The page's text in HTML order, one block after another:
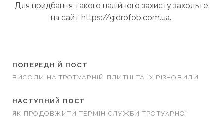
Для придбання такого надійного захисту заходьте
на сайт https://gidrofob.com.ua.
ПОПЕРЕДНІЙ ПОСТ
ВИСОЛИ НА ТРОТУАРНІЙ ПЛИТЦІ ТА ЇХ РІЗНОВИДИ
НАСТУПНИЙ ПОСТ
ЯК ПРОДОВЖИТИ ТЕРМІН СЛУЖБИ ТРОТУАРНОЇ